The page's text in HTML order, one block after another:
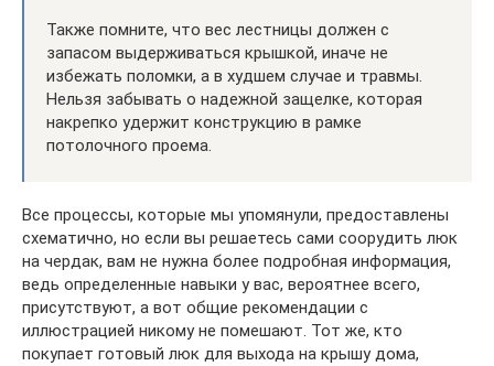
Также помните, что вес лестницы должен с
запасом выдерживаться крышкой, иначе не
избежать поломки, а в худшем случае и травмы.
Нельзя забывать о надежной защелке, которая
накрепко удержит конструкцию в рамке
потолочного проема.
Все процессы, которые мы упомянули, предоставлены
схематично, но если вы решаетесь сами соорудить люк
на чердак, вам не нужна более подробная информация,
ведь определенные навыки у вас, вероятнее всего,
присутствуют, а вот общие рекомендации с
иллюстрацией никому не помешают. Тот же, кто
покупает готовый люк для выхода на крышу дома,